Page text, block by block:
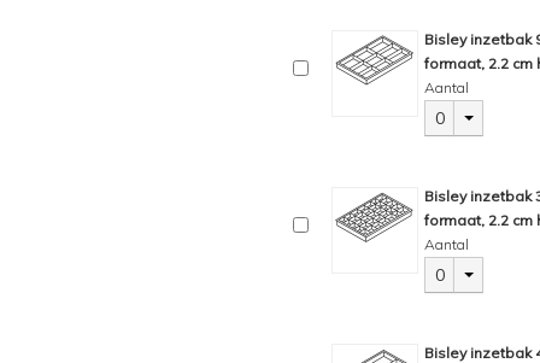
Bisley inzetbak
formaat, 2.2 cm
Aantal
0
Bisley inzetbak
formaat, 2.2 cm
Aantal
0
Bisley inzetbak